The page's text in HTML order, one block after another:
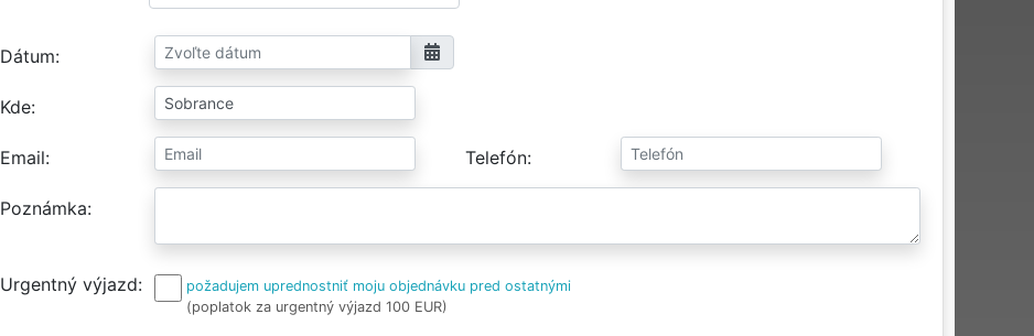
Dátum
Kde
Email Telefón
Poznámka
Urgentný výjazd
požadujem uprednostniť moju objednávku pred ostatnými
(poplatok za urgentný výjazd 100 EUR)